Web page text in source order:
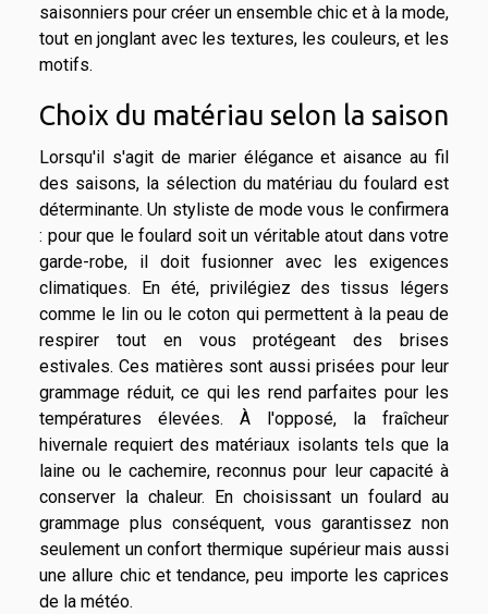
saisonniers pour créer un ensemble chic et à la mode,
tout en jonglant avec les textures, les couleurs, et les
motifs.
Choix du matériau selon la saison
Lorsqu'il s'agit de marier élégance et aisance au fil
des saisons, la sélection du matériau du foulard est
déterminante. Un styliste de mode vous le confirmera
: pour que le foulard soit un véritable atout dans votre
garde-robe, il doit fusionner avec les exigences
climatiques. En été, privilégiez des tissus légers
comme le lin ou le coton qui permettent à la peau de
respirer tout en vous protégeant des brises
estivales. Ces matières sont aussi prisées pour leur
grammage réduit, ce qui les rend parfaites pour les
températures élevées. À l'opposé, la fraîcheur
hivernale requiert des matériaux isolants tels que la
laine ou le cachemire, reconnus pour leur capacité à
conserver la chaleur. En choisissant un foulard au
grammage plus conséquent, vous garantissez non
seulement un confort thermique supérieur mais aussi
une allure chic et tendance, peu importe les caprices
de la météo.